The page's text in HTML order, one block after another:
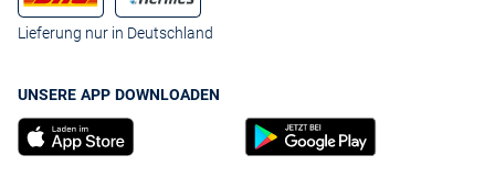
Lieferung nur in Deutschland
UNSERE APP DOWNLOADEN